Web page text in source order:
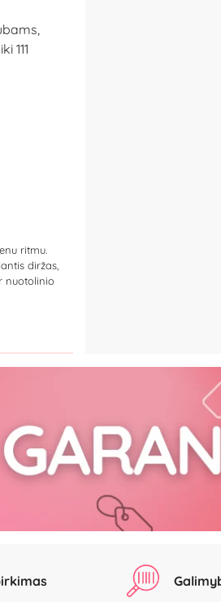
111
ritmu.
diržas,
nuotolinio